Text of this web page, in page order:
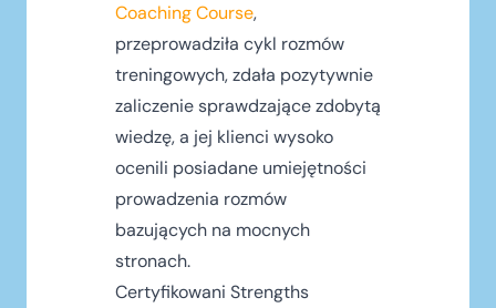
Coaching Course,
przeprowadziła cykl rozmów
treningowych, zdała pozytywnie
zaliczenie sprawdzające zdobytą
wiedzę, a jej klienci wysoko
ocenili posiadane umiejętności
prowadzenia rozmów
bazujących na mocnych
stronach.
Certyfikowani Strengths